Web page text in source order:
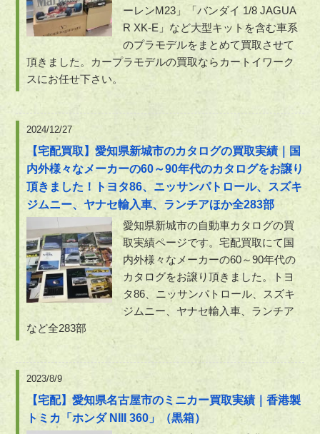
ーレンM23」「バンダイ 1/8 JAGUA
R XK-E」など大型キットを含む車系
のプラモデルをまとめて買取させて
頂きました。カープラモデルの買取ならカートイワーク
スにお任せ下さい。
2024/12/27
【宅配買取】愛知県新城市のカタログの買取実績｜国
内外様々なメーカーの60～90年代のカタログをお譲り
頂きました！トヨタ86、ニッサンパトロール、スズキ
ジムニー、ヤナセ輸入車、ランチアほか全283部
愛知県新城市の自動車カタログの買
取実績ページです。宅配買取にて国
内外様々なメーカーの60～90年代の
カタログをお譲り頂きました。トヨ
タ86、ニッサンパトロール、スズキ
ジムニー、ヤナセ輸入車、ランチア
など全283部
2023/8/9
【宅配】愛知県名古屋市のミニカー買取実績｜香港製
トミカ「ホンダ NIII 360」（黒箱）